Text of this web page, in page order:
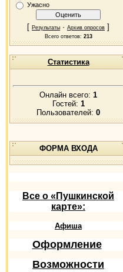
Ужасно
[ Результаты · Архив опросов ]
Всего ответов: 213
Статистика
Онлайн всего: 1
Гостей: 1
Пользователей: 0
ФОРМА ВХОДА
Все о «Пушкинской
карте»:
Афиша
Оформление
Возможности